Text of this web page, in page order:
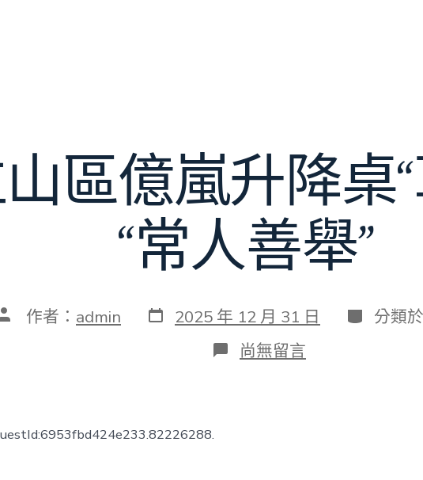
區億嵐升降桌
“常人善舉”
作者： admin 發
表
2025 年 12 月 31 日 分
類
分類於
在
〈一
尚無留言